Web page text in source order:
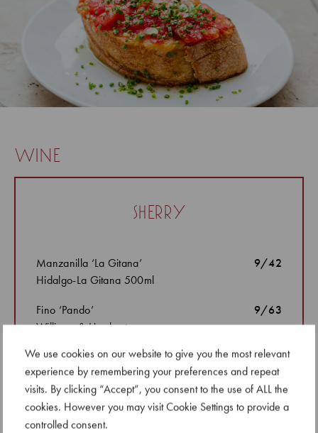
We use cookies on our website to give you the most relevant
experience by remembering your preferences and repeat
visits. By clicking “Accept”, you consent to the use of ALL the
cookies. However you may visit Cookie Settings to provide a
controlled consent.
wine
sherry
Manzanilla ‘La Gitana’
Hidalgo-La Gitana 500ml
9/42
Fino ‘Pando’
Williams & Humbert
9/63
Manzanilla en Rama ‘Hart Bros’
Hidalgo-La Gitana
10.5/74
Amontillado ‘Tio Diego’
Valdespino
11/78